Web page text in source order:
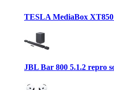
TESLA MediaBox
JBL Bar 800 5.1.2 repro